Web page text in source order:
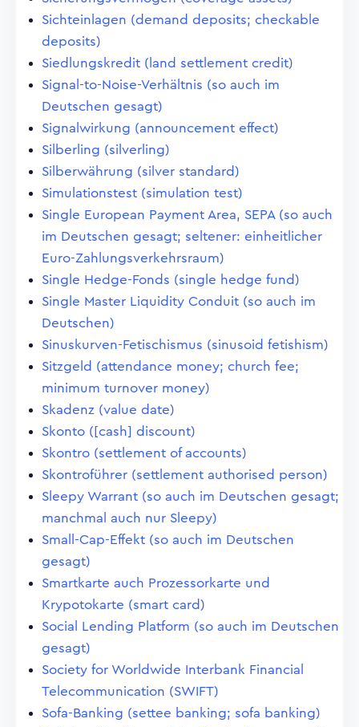
Sichteinlagen (demand deposits; checkable
deposits)
Siedlungskredit (land settlement credit)
Signal-to-Noise-Verhältnis (so auch im
Deutschen gesagt)
Signalwirkung (announcement effect)
Silberling (silverling)
Silberwährung (silver standard)
Simulationstest (simulation test)
Single European Payment Area, SEPA (so auch
im Deutschen gesagt; seltener: einheitlicher
Euro-Zahlungsverkehrsraum)
Single Hedge-Fonds (single hedge fund)
Single Master Liquidity Conduit (so auch im
Deutschen)
Sinuskurven-Fetischismus (sinusoid fetishism)
Sitzgeld (attendance money; church fee;
minimum turnover money)
Skadenz (value date)
Skonto ([cash] discount)
Skontro (settlement of accounts)
Skontroführer (settlement authorised person)
Sleepy Warrant (so auch im Deutschen gesagt;
manchmal auch nur Sleepy)
Small-Cap-Effekt (so auch im Deutschen
gesagt)
Smartkarte auch Prozessorkarte und
Krypotokarte (smart card)
Social Lending Platform (so auch im Deutschen
gesagt)
Society for Worldwide Interbank Financial
Telecommunication (SWIFT)
Sofa-Banking (settee banking; sofa banking)